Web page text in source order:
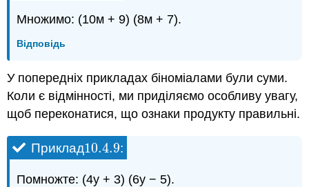
Множимо: (10м + 9) (8м + 7).
Відповідь
У попередніх прикладах біноміалами були суми.
Коли є відмінності, ми приділяємо особливу увагу,
щоб переконатися, що ознаки продукту правильні.
Приклад10.4.9
10.4.9:
Помножте: (4y + 3) (6y − 5).